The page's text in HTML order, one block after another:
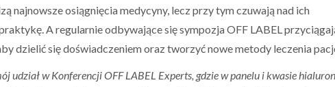
najnowsze osiągnięcia medycyny, lecz przy tym czuwają nad ich
A regularnie odbywające się sympozja OFF LABEL
dzielić się doświadczeniem oraz tworzyć nowe metody leczenia
udział w Konferencji OFF LABEL Experts, gdzie w panelu i kwasie